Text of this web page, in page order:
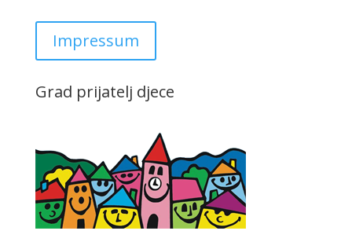
Impressum
Grad prijatelj djece